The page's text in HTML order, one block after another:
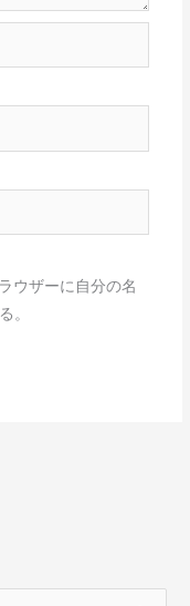
ウザーに自分の名
。